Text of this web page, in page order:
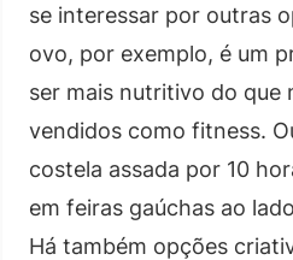
se interessar por outras
ovo, por exemplo, é um
ser mais nutritivo do que
vendidos como fitness.
costela assada por 10
em feiras gaúchas ao
Há também opções